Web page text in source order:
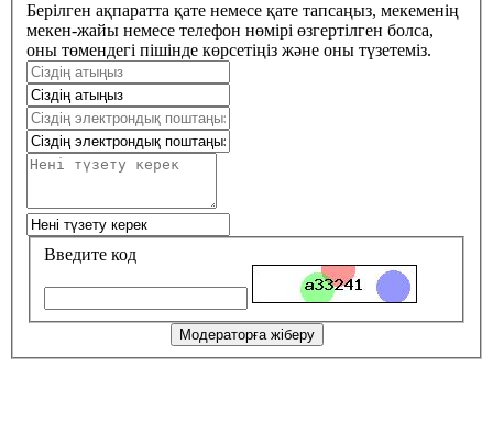
Берілген ақпаратта қате немесе қате тапсаңыз, мекеменің
мекен-жайы немесе телефон нөмірі өзгертілген болса,
оны төмендегі пішінде көрсетіңіз және оны түзетеміз.
Введите код
Модераторға жіберу